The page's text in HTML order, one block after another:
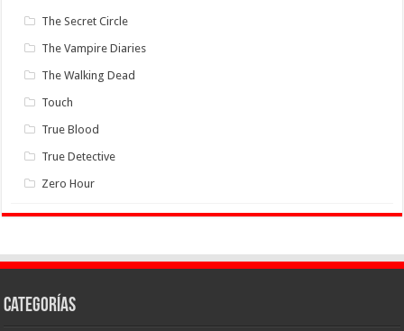
The Secret Circle
The Vampire Diaries
The Walking Dead
Touch
True Blood
True Detective
Zero Hour
Categorías